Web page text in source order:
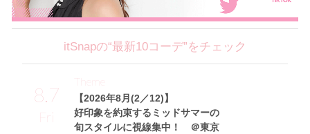
itSnapの“最新10コーデ”をチェック
8.7
Fri
【2026年8月(2／12)】
好印象を約束するミッドサマーの
旬スタイルに視線集中！ ＠東京
Theme